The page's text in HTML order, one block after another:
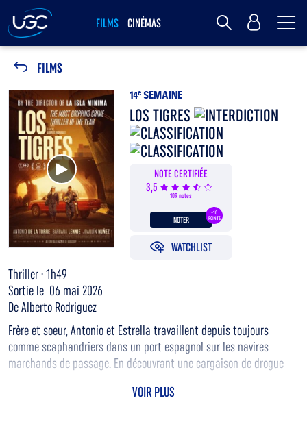
FILMS CINÉMAS MY UGC
FILMS
Voir la bande annonce
14e SEMAINE
LOS TIGRES
NOTE CERTIFIÉE
3,5
109 notes
+10
POINTS
NOTER
WATCHLIST
Thriller · 1h49
Sortie le 06 mai 2026
De Alberto Rodriguez
Frère et soeur, Antonio et Estrella travaillent depuis toujours
comme scaphandriers dans un port espagnol sur les navires
marchands de passage. En découvrant une cargaison de drogue
semaines, Antonio pense avoir trouvé la solution pour résoudre ses
VOIR PLUS